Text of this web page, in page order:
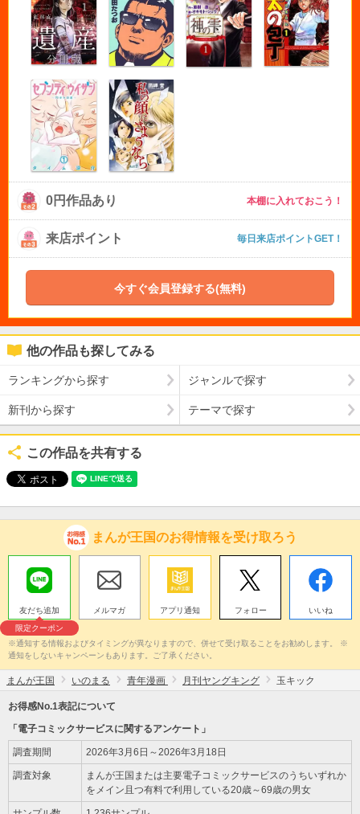
0円作品あり 本棚に入れておこう！
来店ポイント 毎日来店ポイントGET！
今すぐ会員登録する(無料)
他の作品も探してみる
ランキングから探す ジャンルで探す
新刊から探す テーマで探す
この作品を共有する
まんが王国のお得情報を受け取ろう
友だち追加
限定クーポン
メルマガ アプリ通知 フォロー いいね
※通知する情報およびタイミングが異なりますので、併せて受け取ることをお勧めします。 ※
通知をしないキャンペーンもあります。ご了承ください。
まんが王国 いのまる 青年漫画 月刊ヤングキング 玉キック
お得感No.1表記について
「電子コミックサービスに関するアンケート」
調査期間 2026年3月6日～2026年3月18日
調査対象
まんが王国または主要電子コミックサービスのうちいずれか
をメイン且つ有料で利用している20歳～69歳の男女